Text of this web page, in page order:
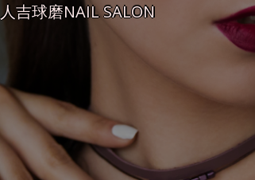
人吉球磨NAIL SALON